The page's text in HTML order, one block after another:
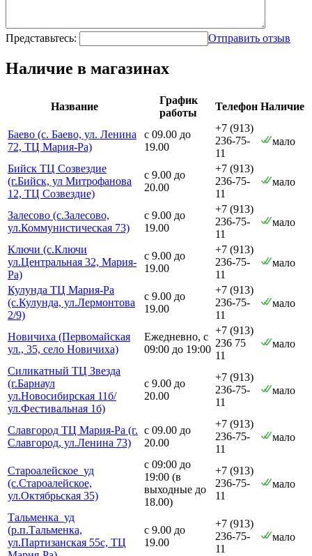
Представьтесь: Отправить отзыв
Наличие в магазинах
Название
График
работы
Телефон Наличие
Баево (с. Баево, ул. Ленина
72, ТЦ Мария-Ра)
с 09.00 до
19.00
+7 (913)
236-75-
11
мало
Бийск ТЦ Созвездие
(г.Бийск, ул Митрофанова
12, ТЦ Созвездие)
с 9.00 до
20.00
+7 (913)
236-75-
11
мало
Залесово (с.Залесово,
ул.Коммунистическая 73)
с 9.00 до
19.00
+7 (913)
236-75-
11
мало
Ключи (с.Ключи
ул.Центральная 32, Мария-
Ра)
с 9.00 до
19.00
+7 (913)
236-75-
11
мало
Кулунда ТЦ Мария-Ра
(с.Кулунда, ул.Лермонтова
2/9)
с 9.00 до
19.00
+7 (913)
236-75-
11
мало
Новичиха (Первомайская
ул., 35, село Новичиха)
Ежедневно, с
09:00 до 19:00
+7 (913)
236 75
11
мало
Силикатный ТЦ Звезда
(г.Барнаул
ул.Новосибирская 11б/
ул.Фестивальная 1б)
с 9.00 до
20.00
+7 (913)
236-75-
11
мало
Славгород ТЦ Мария-Ра (г.
Славгород, ул.Ленина 73)
с 09.00 до
20.00
+7 (913)
236-75-
11
мало
Староалейское_уд
(с.Староалейское,
ул.Октябрьская 35)
с 09:00 до
19:00 (в
выходные до
18.00)
+7 (913)
236-75-
11
мало
Тальменка_уд
(р.п.Тальменка,
ул.Партизанская 55с, ТЦ
с 9.00 до
19.00
+7 (913)
236-75-
11
мало